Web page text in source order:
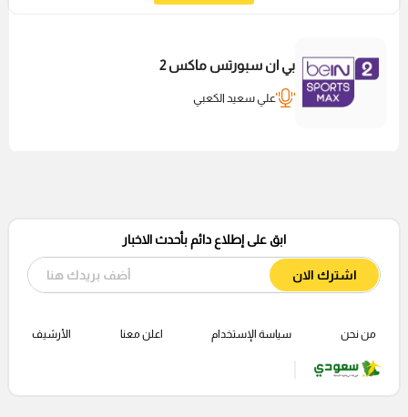
بي ان سبورتس ماكس 2
علي سعيد الكعبي
ابق على إطلاع دائم بأحدث الاخبار
اشترك الان
من نحن سياسة الإستخدام اعلن معنا الأرشيف